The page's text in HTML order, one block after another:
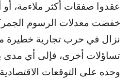
عقدوا صفقات أكثر ملاءمة، أو
خفضت معدلات الرسوم
نزال في حرب تجارية خطيرة
تساؤلات أخرى، فإلى أي مدى
وحده على التوقعات